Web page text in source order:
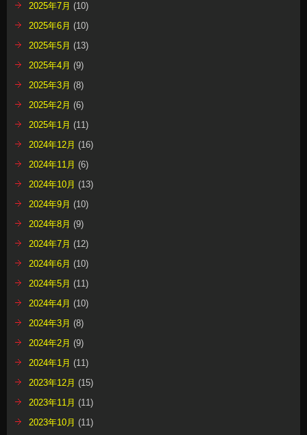
2025年7月 (10)
2025年6月 (10)
2025年5月 (13)
2025年4月 (9)
2025年3月 (8)
2025年2月 (6)
2025年1月 (11)
2024年12月 (16)
2024年11月 (6)
2024年10月 (13)
2024年9月 (10)
2024年8月 (9)
2024年7月 (12)
2024年6月 (10)
2024年5月 (11)
2024年4月 (10)
2024年3月 (8)
2024年2月 (9)
2024年1月 (11)
2023年12月 (15)
2023年11月 (11)
2023年10月 (11)